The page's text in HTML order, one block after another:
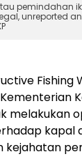
pemindahan
unreported
Fishing
melakukan
kapal
kejahatan